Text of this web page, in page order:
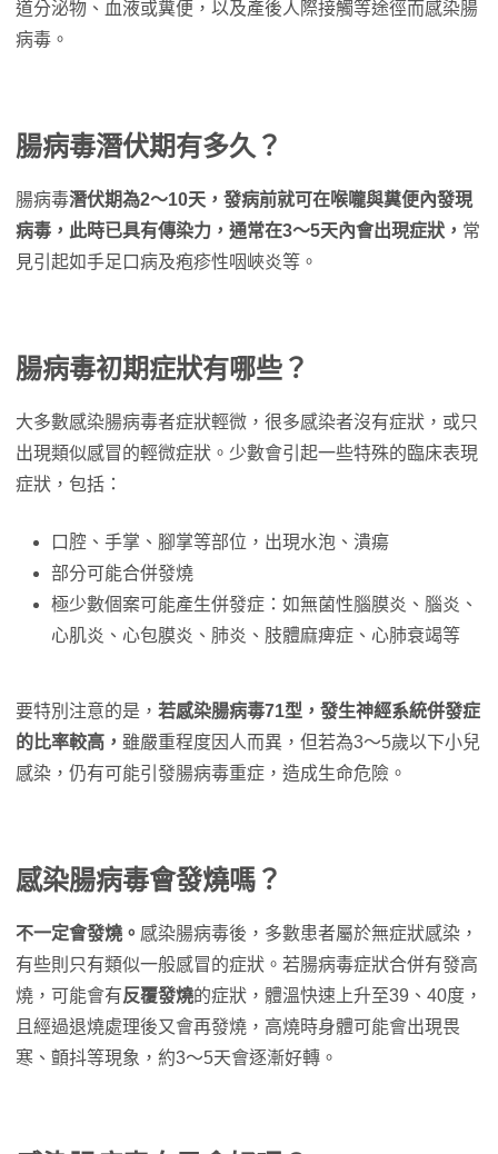
道分泌物、血液或糞便，以及產後人際接觸等途徑而感染腸
病毒。
腸病毒潛伏期有多久？
腸病毒潛伏期為2～10天，發病前就可在喉嚨與糞便內發現
病毒，此時已具有傳染力，通常在3～5天內會出現症狀， 常
見引起如手足口病及疱疹性咽峽炎等。
腸病毒初期症狀有哪些？
大多數感染腸病毒者症狀輕微，很多感染者沒有症狀，或只
出現類似感冒的輕微症狀。少數會引起一些特殊的臨床表現
症狀，包括：
口腔、手掌、腳掌等部位，出現水泡、潰瘍
部分可能合併發燒
極少數個案可能產生併發症：如無菌性腦膜炎、腦炎、
心肌炎、心包膜炎、肺炎、肢體麻痺症、心肺衰竭等
要特別注意的是， 若感染腸病毒71型，發生神經系統併發症
的比率較高， 雖嚴重程度因人而異，但若為3～5歲以下小兒
感染，仍有可能引發腸病毒重症，造成生命危險。
感染腸病毒會發燒嗎？
不一定會發燒。 感染腸病毒後，多數患者屬於無症狀感染，
有些則只有類似一般感冒的症狀。若腸病毒症狀合併有發高
燒，可能會有反覆發燒的症狀，體溫快速上升至39、40度，
且經過退燒處理後又會再發燒，高燒時身體可能會出現畏
寒、顫抖等現象，約3～5天會逐漸好轉。